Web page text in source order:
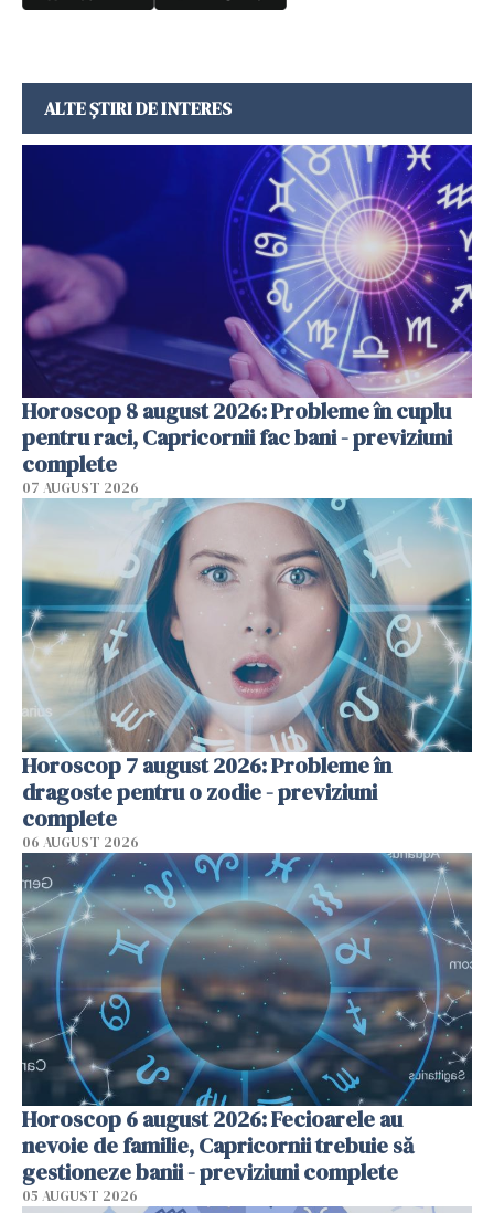
ALTE ȘTIRI DE INTERES
Horoscop 8 august 2026: Probleme în cuplu
pentru raci, Capricornii fac bani - previziuni
complete
07 AUGUST 2026
Horoscop 7 august 2026: Probleme în
dragoste pentru o zodie - previziuni
complete
06 AUGUST 2026
Horoscop 6 august 2026: Fecioarele au
nevoie de familie, Capricornii trebuie să
gestioneze banii - previziuni complete
05 AUGUST 2026